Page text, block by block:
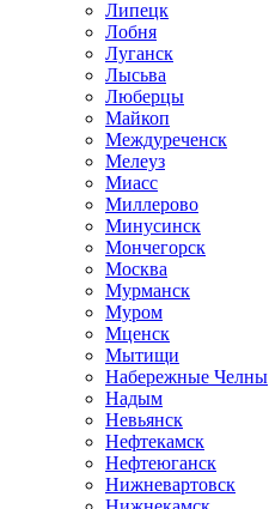
Липецк
Лобня
Луганск
Лысьва
Люберцы
Майкоп
Междуреченск
Мелеуз
Миасс
Миллерово
Минусинск
Мончегорск
Москва
Мурманск
Муром
Мценск
Мытищи
Набережные Челны
Надым
Невьянск
Нефтекамск
Нефтеюганск
Нижневартовск